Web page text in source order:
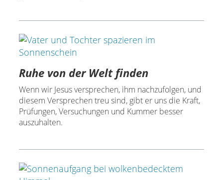
Ruhe von der Welt finden
Wenn wir Jesus versprechen, ihm nachzufolgen, und
diesem Versprechen treu sind, gibt er uns die Kraft,
Prüfungen, Versuchungen und Kummer besser
auszuhalten.